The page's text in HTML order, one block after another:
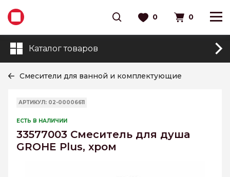
0 0
Каталог товаров
Смесители для ванной и комплектующие
АРТИКУЛ: 02-00006611
ЕСТЬ В НАЛИЧИИ
33577003 Смеситель для душа
GROHE Plus, хром